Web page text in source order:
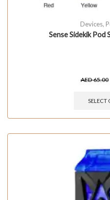
Devices,
Sense Sidekik
AED65.00
SELECT